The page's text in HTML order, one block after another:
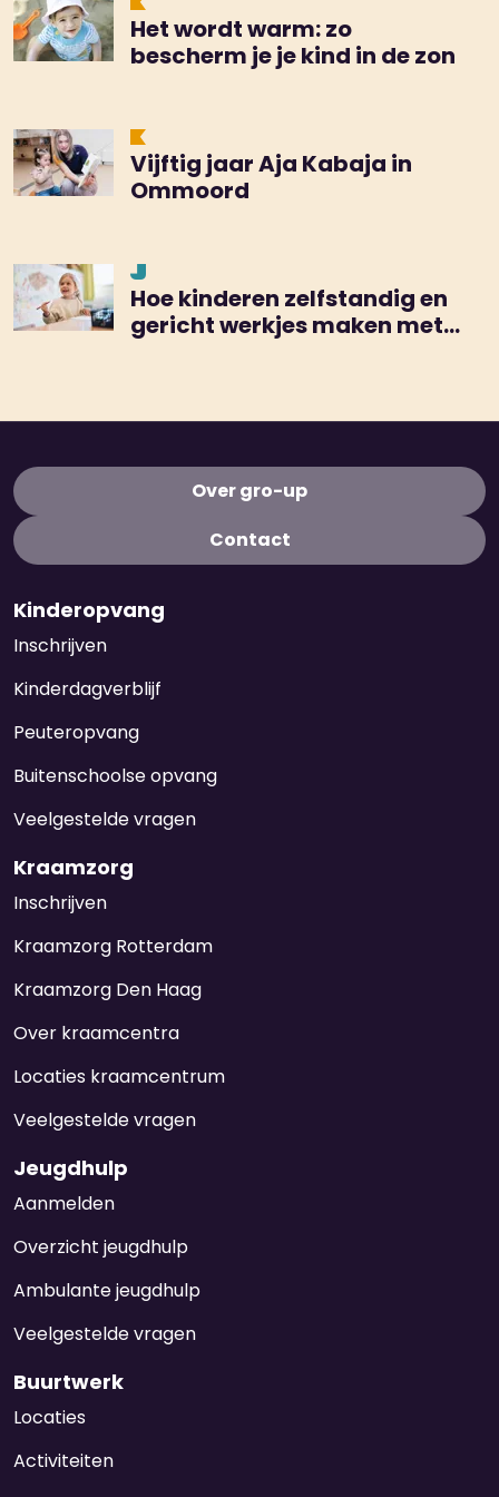
Het wordt warm: zo
bescherm je je kind in de zon
Vijftig jaar Aja Kabaja in
Ommoord
Hoe kinderen zelfstandig en
gericht werkjes maken met
Over gro-up
Contact
Kinderopvang
Inschrijven
Kinderdagverblijf
Peuteropvang
Buitenschoolse opvang
Veelgestelde vragen
Kraamzorg
Inschrijven
Kraamzorg Rotterdam
Kraamzorg Den Haag
Over kraamcentra
Locaties kraamcentrum
Veelgestelde vragen
Jeugdhulp
Aanmelden
Overzicht jeugdhulp
Ambulante jeugdhulp
Veelgestelde vragen
Buurtwerk
Locaties
Activiteiten